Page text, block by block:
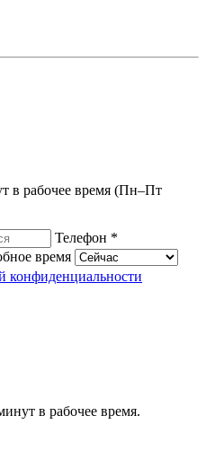
в рабочее время (Пн–Пт
Телефон *
время
конфиденциальности
в рабочее время.